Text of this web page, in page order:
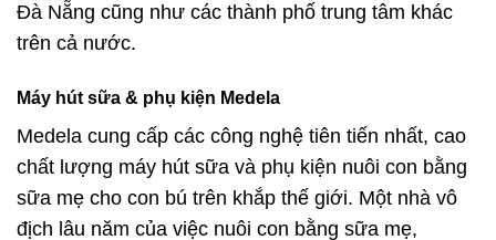
Đà Nẵng cũng như các thành phố trung tâm khác
trên cả nước.
Máy hút sữa & phụ kiện Medela
Medela cung cấp các công nghệ tiên tiến nhất, cao
chất lượng máy hút sữa và phụ kiện nuôi con bằng
sữa mẹ cho con bú trên khắp thế giới. Một nhà vô
địch lâu năm của việc nuôi con bằng sữa mẹ,